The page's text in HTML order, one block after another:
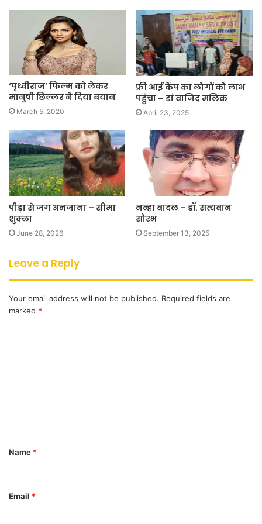
‘पृथ्वीराज’ फिल्म को लेकर
मानुषी छिल्लर ने दिया बयान
March 5, 2020
फ्री आई कैंप का लोगों को लाभ
पहुंचा – डां वाजिद मलिक
April 23, 2025
पीड़ा से जग अनजाना – सीमा
शुक्ला
June 28, 2026
नन्हा बादल – डॉ. सत्यवान
सौरभ
September 13, 2025
Leave a Reply
Your email address will not be published. Required fields are
marked *
t
*
Name *
Email *